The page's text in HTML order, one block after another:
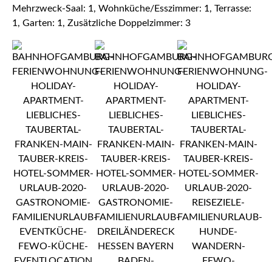
Mehrzweck-Saal: 1, Wohnküche/Esszimmer: 1, Terrasse:
1, Garten: 1, Zusätzliche Doppelzimmer: 3